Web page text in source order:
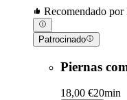
Recomendado
Patrocinado
Piernas
18,00 €20min